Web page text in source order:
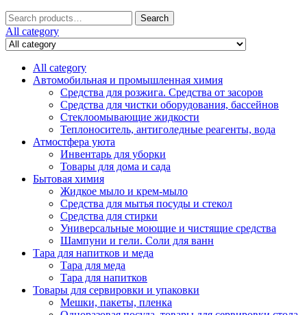
Search
for:
Search
All category
All category
Автомобильная и промышленная химия
Средства для розжига. Средства от засоров
Средства для чистки оборудования, бассейнов
Стеклоомывающие жидкости
Теплоноситель, антиголедные реагенты, вода
Атмостфера уюта
Инвентарь для уборки
Товары для дома и сада
Бытовая химия
Жидкое мыло и крем-мыло
Средства для мытья посуды и стекол
Средства для стирки
Универсальные моющие и чистящие средства
Шампуни и гели. Соли для ванн
Тара для напитков и меда
Тара для меда
Тара для напитков
Товары для сервировки и упаковки
Мешки, пакеты, пленка